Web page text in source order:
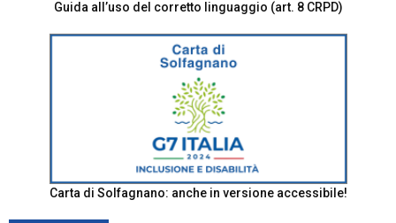
Guida all’uso del corretto linguaggio (art. 8 CRPD)
Carta di Solfagnano: anche in versione accessibile!